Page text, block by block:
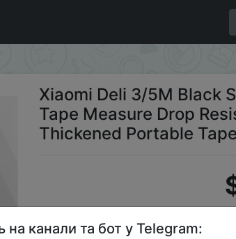
Measure Drop Resistant Wear
Xiaomi Deli 3/5M Black
Tape Measure Drop
Thickened Portable
на канали та бот у Telegram: